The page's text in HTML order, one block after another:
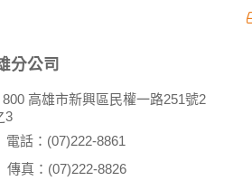
分公司
800 高雄市新興區民權一路251號2
3
電話：(07)222-8861
傳真：(07)222-8826